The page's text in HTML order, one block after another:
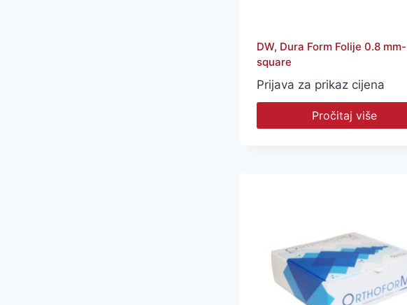
DW, Dura Form Folije 0.8 mm-
square
Prijava za prikaz cijena
Pročitaj više